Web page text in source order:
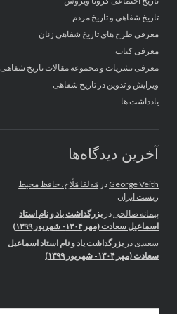
تاریخ شفاهی و تاریخ مردم
معرفی طرح های تاریخ شفاهی زنان
معرفی کتاب
معرفی نشریات و مجموعه مقالات تاریخ شفاهی
ویرایش و تدوین در تاریخ شفاهی
یادداشت ها
آخرین دیدگاه‌ها
George Veith در مَه‌لقا مَلّاح، حافظ محیط
زیست ایران
پیمانه صالحی در بزرگداشت یاد و نام استاد
اسماعیل سعادت (مهر ۱۳۰۴- شهریور ۱۳۹۹)
سعیدی در بزرگداشت یاد و نام استاد اسماعیل
سعادت (مهر ۱۳۰۴- شهریور ۱۳۹۹)